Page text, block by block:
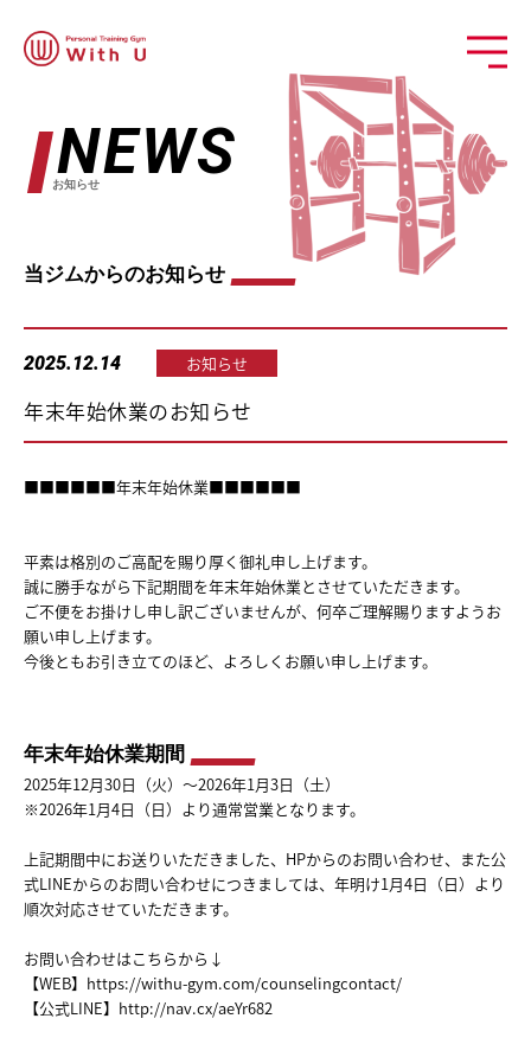
NEWS
お知らせ
当ジムからのお知らせ
2025.12.14 お知らせ
年末年始休業のお知らせ
■■■■■■年末年始休業■■■■■■
平素は格別のご高配を賜り厚く御礼申し上げます。
誠に勝手ながら下記期間を年末年始休業とさせていただきます。
ご不便をお掛けし申し訳ございませんが、何卒ご理解賜りますようお
願い申し上げます。
今後ともお引き立てのほど、よろしくお願い申し上げます。
年末年始休業期間
2025年12月30日（火）～2026年1月3日（土）
※2026年1月4日（日）より通常営業となります。
上記期間中にお送りいただきました、HPからのお問い合わせ、また公
式LINEからのお問い合わせにつきましては、年明け1月4日（日）より
順次対応させていただきます。
お問い合わせはこちらから↓
【WEB】 https://withu-gym.com/counselingcontact/
【公式LINE】 http://nav.cx/aeYr682